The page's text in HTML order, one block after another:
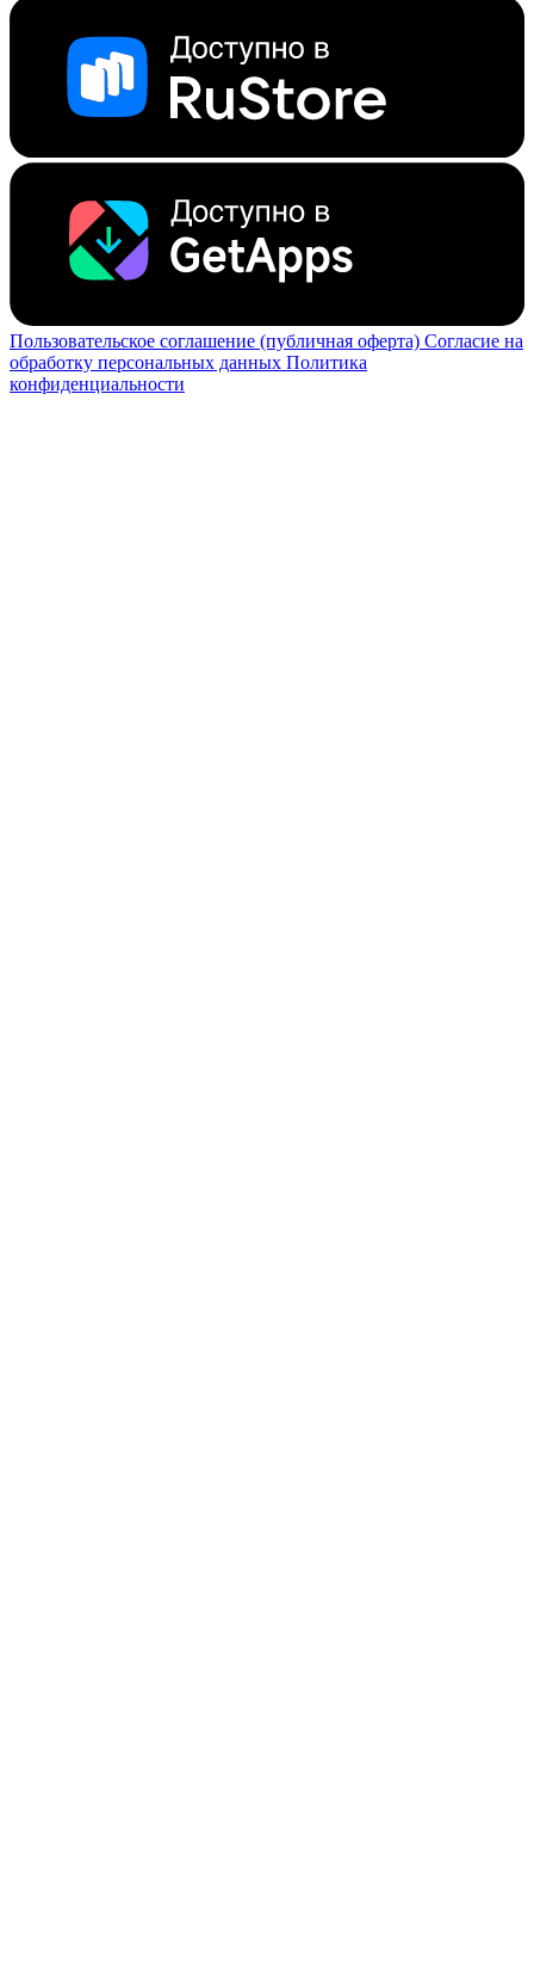
Пользовательское соглашение (публичная оферта) Согласие на
обработку персональных данных Политика
конфиденциальности